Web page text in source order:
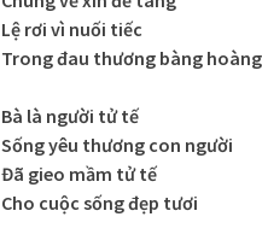
Lệ rơi vì nuối tiếc
Trong đau thương bàng hoàng
Bà là người tử tế
Sống yêu thương con người
Đã gieo mầm tử tế
Cho cuộc sống đẹp tươi